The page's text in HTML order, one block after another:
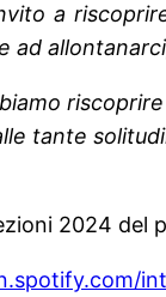
a
tante
2024 del